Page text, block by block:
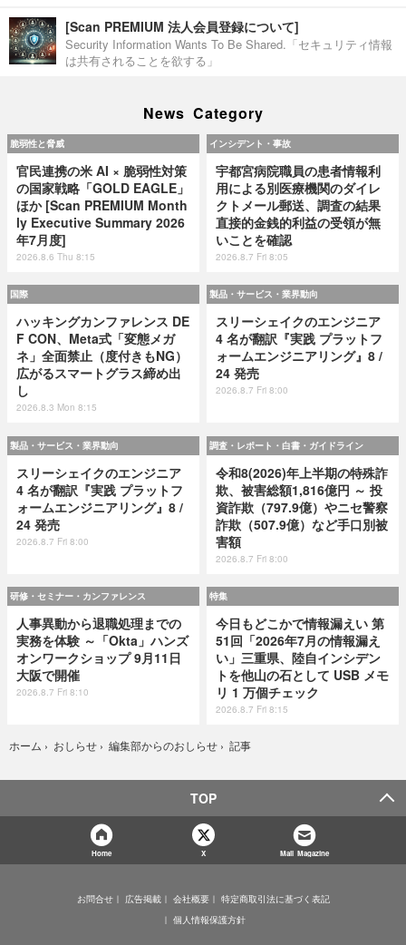
[Scan PREMIUM 法人会員登録について]
Security Information Wants To Be Shared.「セキュリティ情報
は共有されることを欲する」
News Category
脆弱性と脅威
官民連携の米 AI × 脆弱性対策
の国家戦略「GOLD EAGLE」
ほか [Scan PREMIUM Month
ly Executive Summary 2026
年7月度]
2026.8.6 Thu 8:15
インシデント・事故
宇都宮病院職員の患者情報利
用による別医療機関のダイレ
クトメール郵送、調査の結果
直接的金銭的利益の受領が無
いことを確認
2026.8.7 Fri 8:05
国際
ハッキングカンファレンス DE
F CON、Meta式「変態メガ
ネ」全面禁止（度付きもNG）
広がるスマートグラス締め出
し
2026.8.3 Mon 8:15
製品・サービス・業界動向
スリーシェイクのエンジニア
4 名が翻訳『実践 プラットフ
ォームエンジニアリング』8 /
24 発売
2026.8.7 Fri 8:00
製品・サービス・業界動向
スリーシェイクのエンジニア
4 名が翻訳『実践 プラットフ
ォームエンジニアリング』8 /
24 発売
2026.8.7 Fri 8:00
調査・レポート・白書・ガイドライン
令和8(2026)年上半期の特殊詐
欺、被害総額1,816億円 ～ 投
資詐欺（797.9億）やニセ警察
詐欺（507.9億）など手口別被
害額
2026.8.7 Fri 8:00
研修・セミナー・カンファレンス
人事異動から退職処理までの
実務を体験 ～「Okta」ハンズ
オンワークショップ 9月11日
大阪で開催
2026.8.7 Fri 8:10
特集
今日もどこかで情報漏えい 第
51回「2026年7月の情報漏え
い」三重県、陸自インシデン
トを他山の石として USB メモ
リ 1 万個チェック
2026.8.7 Fri 8:15
ホーム › おしらせ › 編集部からのおしらせ › 記事
TOP
Home X Mail Magazine
お問合せ 広告掲載 会社概要
特定商取引法に基づく表記
個人情報保護方針